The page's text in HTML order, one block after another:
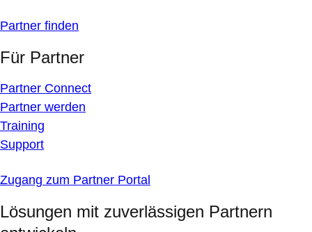
Partner finden
Für Partner
Partner Connect
Partner werden
Training
Support
Zugang zum Partner Portal
Lösungen mit zuverlässigen Partnern